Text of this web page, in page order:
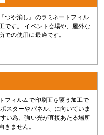
つや消し』のラミネートフィル
です。 イベント会場や、屋外な
での使用に最適です。
フィルムで印刷面を覆う加工で
スターやパネル、に向いていま
い為、強い光が直接あたる場所
きません。